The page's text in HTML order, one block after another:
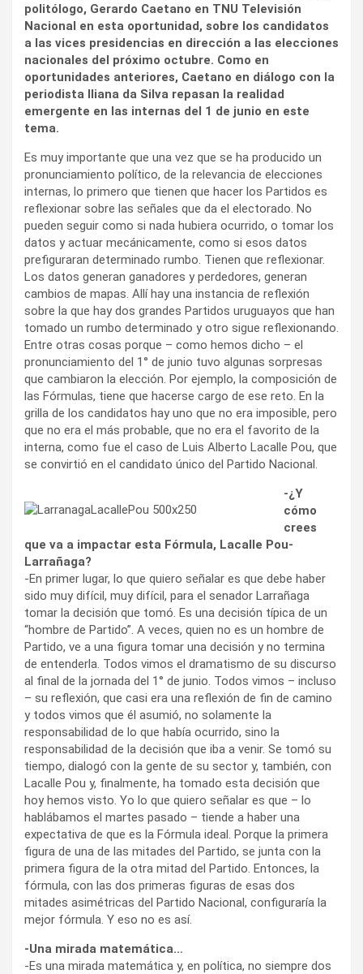
politólogo, Gerardo Caetano en TNU Televisión
Nacional en esta oportunidad, sobre los candidatos
a las vices presidencias en dirección a las elecciones
nacionales del próximo octubre. Como en
oportunidades anteriores, Caetano en diálogo con la
periodista Iliana da Silva repasan la realidad
emergente en las internas del 1 de junio en este
tema.
Es muy importante que una vez que se ha producido un
pronunciamiento político, de la relevancia de elecciones
internas, lo primero que tienen que hacer los Partidos es
reflexionar sobre las señales que da el electorado. No
pueden seguir como si nada hubiera ocurrido, o tomar los
datos y actuar mecánicamente, como si esos datos
prefiguraran determinado rumbo. Tienen que reflexionar.
Los datos generan ganadores y perdedores, generan
cambios de mapas. Allí hay una instancia de reflexión
sobre la que hay dos grandes Partidos uruguayos que han
tomado un rumbo determinado y otro sigue reflexionando.
Entre otras cosas porque – como hemos dicho – el
pronunciamiento del 1° de junio tuvo algunas sorpresas
que cambiaron la elección. Por ejemplo, la composición de
las Fórmulas, tiene que hacerse cargo de ese reto. En la
grilla de los candidatos hay uno que no era imposible, pero
que no era el más probable, que no era el favorito de la
interna, como fue el caso de Luis Alberto Lacalle Pou, que
se convirtió en el candidato único del Partido Nacional.
-¿Y
cómo
crees
que va a impactar esta Fórmula, Lacalle Pou-
Larrañaga?
-En primer lugar, lo que quiero señalar es que debe haber
sido muy difícil, muy difícil, para el senador Larrañaga
tomar la decisión que tomó. Es una decisión típica de un
“hombre de Partido”. A veces, quien no es un hombre de
Partido, ve a una figura tomar una decisión y no termina
de entenderla. Todos vimos el dramatismo de su discurso
al final de la jornada del 1° de junio. Todos vimos – incluso
– su reflexión, que casi era una reflexión de fin de camino
y todos vimos que él asumió, no solamente la
responsabilidad de lo que había ocurrido, sino la
responsabilidad de la decisión que iba a venir. Se tomó su
tiempo, dialogó con la gente de su sector y, también, con
Lacalle Pou y, finalmente, ha tomado esta decisión que
hoy hemos visto. Yo lo que quiero señalar es que – lo
hablábamos el martes pasado – tiende a haber una
expectativa de que es la Fórmula ideal. Porque la primera
figura de una de las mitades del Partido, se junta con la
primera figura de la otra mitad del Partido. Entonces, la
fórmula, con las dos primeras figuras de esas dos
mitades asimétricas del Partido Nacional, configuraría la
mejor fórmula. Y eso no es así.
-Una mirada matemática…
-Es una mirada matemática y, en política, no siempre dos